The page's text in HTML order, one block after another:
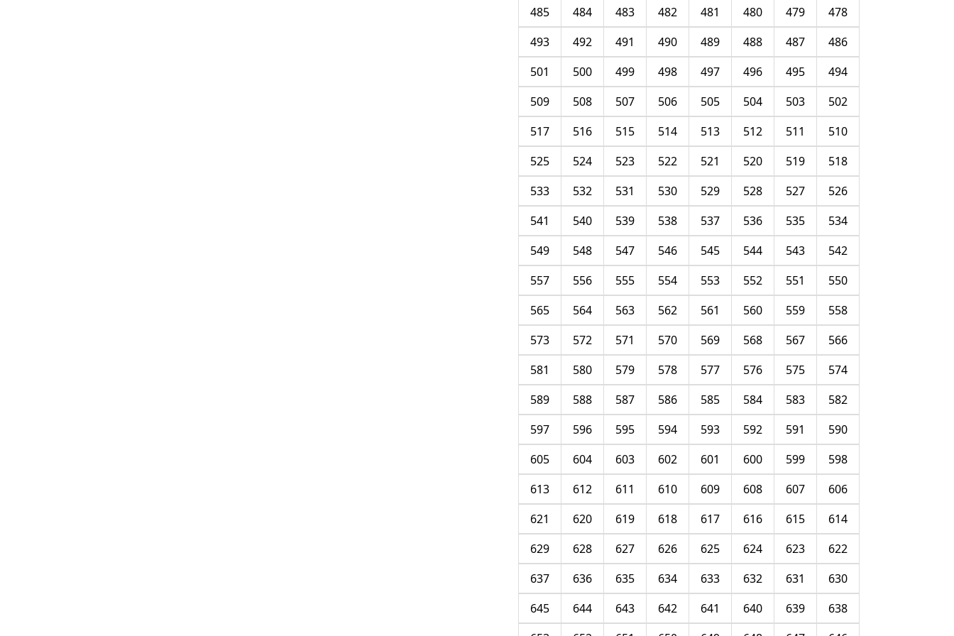
478
479
480
481
482
483
484
485
486
487
488
489
490
491
492
493
494
495
496
497
498
499
500
501
502
503
504
505
506
507
508
509
510
511
512
513
514
515
516
517
518
519
520
521
522
523
524
525
526
527
528
529
530
531
532
533
534
535
536
537
538
539
540
541
542
543
544
545
546
547
548
549
550
551
552
553
554
555
556
557
558
559
560
561
562
563
564
565
566
567
568
569
570
571
572
573
574
575
576
577
578
579
580
581
582
583
584
585
586
587
588
589
590
591
592
593
594
595
596
597
598
599
600
601
602
603
604
605
606
607
608
609
610
611
612
613
614
615
616
617
618
619
620
621
622
623
624
625
626
627
628
629
630
631
632
633
634
635
636
637
638
639
640
641
642
643
644
645